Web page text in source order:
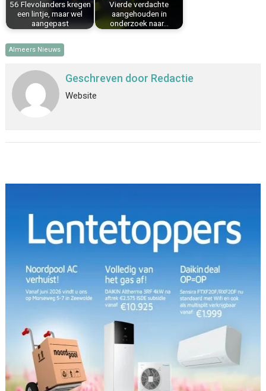
56 Flevolanders kregen
een lintje, maar wel
aangepast
Vierde verdachte
aangehouden in
onderzoek naar…
Almeers Nieuws
Geschreven door Redactie
Website